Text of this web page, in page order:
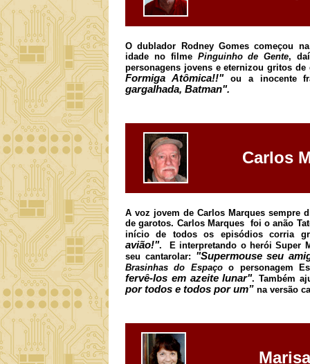
O dublador Rodney Gomes começou
idade no filme Pinguinho de Gente,
personagens jovens e eternizou gritos
Formiga Atômica!!"ou a inocente
gargalhada, Batman".
Carlos
A voz jovem de Carlos Marques sempre
de garotos. Carlos Marques foi o anão
início de todos os episódios corria
avião!". E interpretando o herói Super
seu cantarolar: "Supermouse seu
Brasinhas do Espaçoo personagem
fervê-los em azeite lunar". Também
por todos e todos por um” na versão